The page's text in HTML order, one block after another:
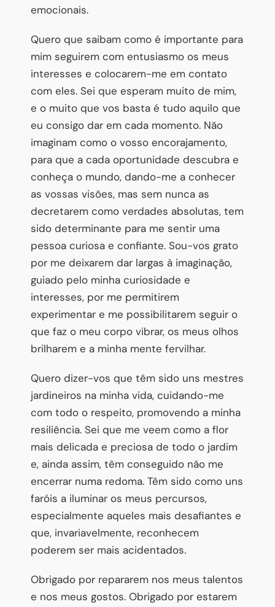
emocionais.
Quero que saibam como é importante para
mim seguirem com entusiasmo os meus
interesses e colocarem-me em contato
com eles. Sei que esperam muito de mim,
e o muito que vos basta é tudo aquilo que
eu consigo dar em cada momento. Não
imaginam como o vosso encorajamento,
para que a cada oportunidade descubra e
conheça o mundo, dando-me a conhecer
as vossas visões, mas sem nunca as
decretarem como verdades absolutas, tem
sido determinante para me sentir uma
pessoa curiosa e confiante. Sou-vos grato
por me deixarem dar largas à imaginação,
guiado pelo minha curiosidade e
interesses, por me permitirem
experimentar e me possibilitarem seguir o
que faz o meu corpo vibrar, os meus olhos
brilharem e a minha mente fervilhar.
Quero dizer-vos que têm sido uns mestres
jardineiros na minha vida, cuidando-me
com todo o respeito, promovendo a minha
resiliência. Sei que me veem como a flor
mais delicada e preciosa de todo o jardim
e, ainda assim, têm conseguido não me
encerrar numa redoma. Têm sido como uns
faróis a iluminar os meus percursos,
especialmente aqueles mais desafiantes e
que, invariavelmente, reconhecem
poderem ser mais acidentados.
Obrigado por repararem nos meus talentos
e nos meus gostos. Obrigado por estarem